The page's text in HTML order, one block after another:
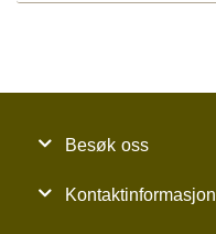
Besøk oss
Kontaktinformasjon